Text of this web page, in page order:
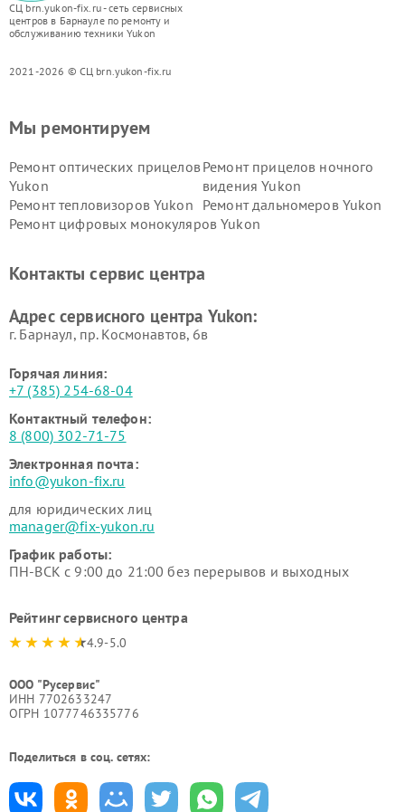
СЦ brn.yukon-fix.ru - сеть сервисных
центров в Барнауле по ремонту и
обслуживанию техники Yukon
2021-2026 © СЦ brn.yukon-fix.ru
Мы ремонтируем
Ремонт оптических прицелов
Yukon
Ремонт прицелов ночного
видения Yukon
Ремонт тепловизоров Yukon Ремонт дальномеров Yukon
Ремонт цифровых монокуляров Yukon
Контакты сервис центра
Адрес сервисного центра Yukon:
г. Барнаул, ​пр. Космонавтов, 6в
Горячая линия:
+7 (385) 254-68-04
Контактный телефон:
8 (800) 302-71-75
Электронная почта:
info@yukon-fix.ru
для юридических лиц
manager@fix-yukon.ru
График работы:
ПН-ВСК с 9:00 до 21:00 без перерывов и выходных
Рейтинг сервисного центра
4.9-5.0
ООО "Русервис"
ИНН 7702633247
ОГРН 1077746335776
Поделиться в соц. сетях: